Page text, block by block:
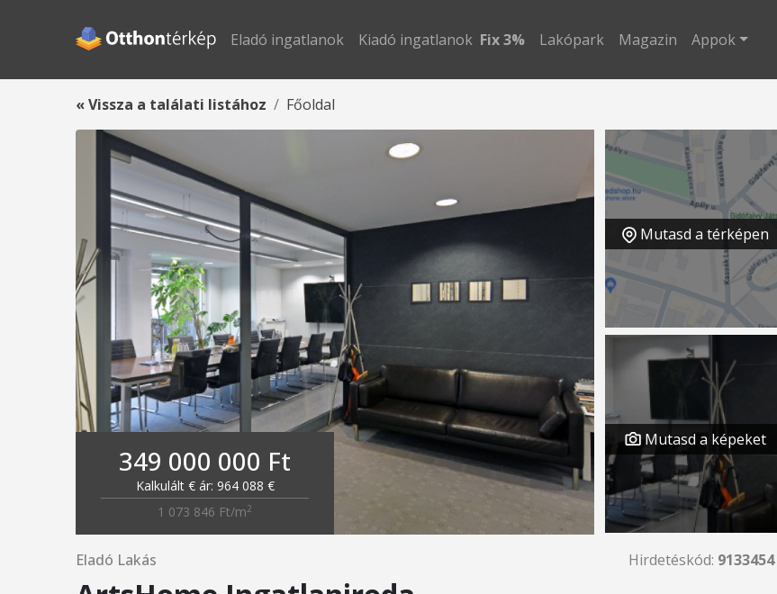
Eladó ingatlanok Kiadó ingatlanok Fix 3% Lakópark Magazin Appok
« Vissza a találati listához Főoldal
349 000 000 Ft
Kalkulált € ár: 964 088 €
1 073 846 Ft/m2
Mutasd a térképen
Mutasd a képeket
Eladó Lakás Hirdetéskód: 9133454